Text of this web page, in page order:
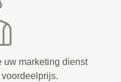
uw marketing dienst